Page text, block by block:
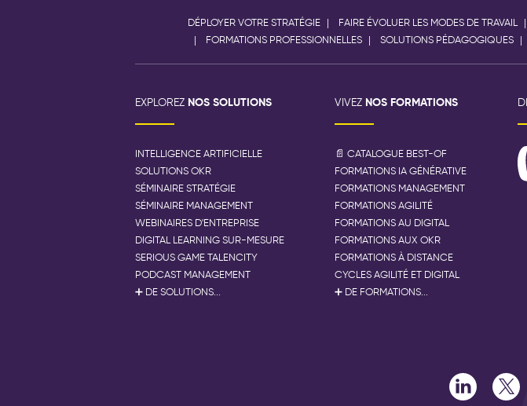
DÉPLOYER VOTRE STRATÉGIE FAIRE ÉVOLUER LES MODES DE TRAVAIL
FORMATIONS PROFESSIONNELLES
SOLUTIONS PÉDAGOGIQUES
EXPLOREZ NOS SOLUTIONS
INTELLIGENCE ARTIFICIELLE
SOLUTIONS OKR
SÉMINAIRE STRATÉGIE
SÉMINAIRE MANAGEMENT
WEBINAIRES D'ENTREPRISE
DIGITAL LEARNING SUR-MESURE
SERIOUS GAME TALENCITY
PODCAST MANAGEMENT
➕ DE SOLUTIONS...
VIVEZ NOS FORMATIONS
📄 CATALOGUE BEST-OF
FORMATIONS IA GÉNÉRATIVE
FORMATIONS MANAGEMENT
FORMATIONS AGILITÉ
FORMATIONS AU DIGITAL
FORMATIONS AUX OKR
FORMATIONS À DISTANCE
CYCLES AGILITÉ ET DIGITAL
➕ DE FORMATIONS...